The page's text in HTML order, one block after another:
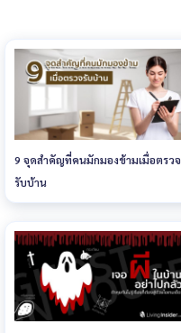
9 จุดสำคัญที่คนมักมองข้ามเมื่อตรวจ
รับบ้าน